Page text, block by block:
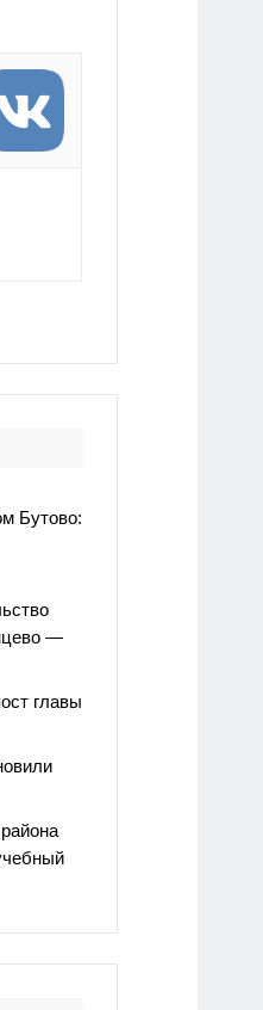
Бутово:
—
главы